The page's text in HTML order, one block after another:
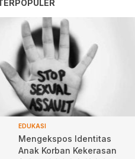
EDUKASI
Mengekspos Identitas
Anak Korban Kekerasan